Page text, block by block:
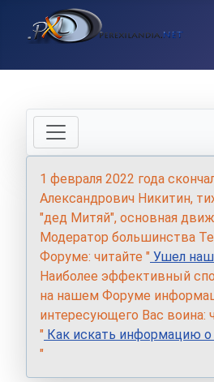
1 февраля 2022 года
Александрович Никитин,
"дед Митяй", основная
Модератор большинства
Форуме: читайте " Ушел
Наиболее эффективный
на нашем Форуме
интересующего Вас воина:
" Как искать информацию
"